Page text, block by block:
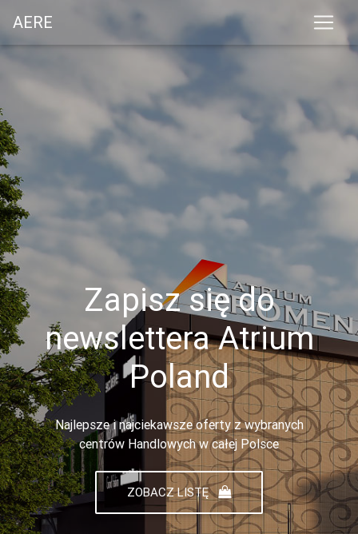
AERE
Zapisz się do
newslettera Atrium
Poland
Najlepsze i najciekawsze oferty z wybranych
centrów Handlowych w całej Polsce
ZOBACZ LISTĘ